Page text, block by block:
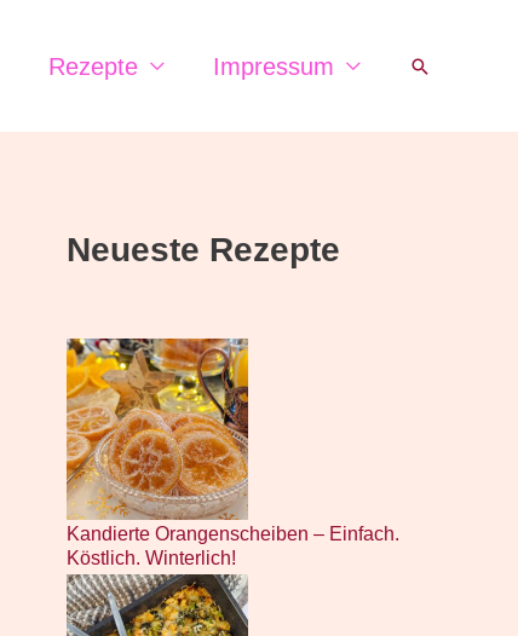
Rezepte Impressum Suchen
Neueste Rezepte
Kandierte Orangenscheiben – Einfach.
Köstlich. Winterlich!